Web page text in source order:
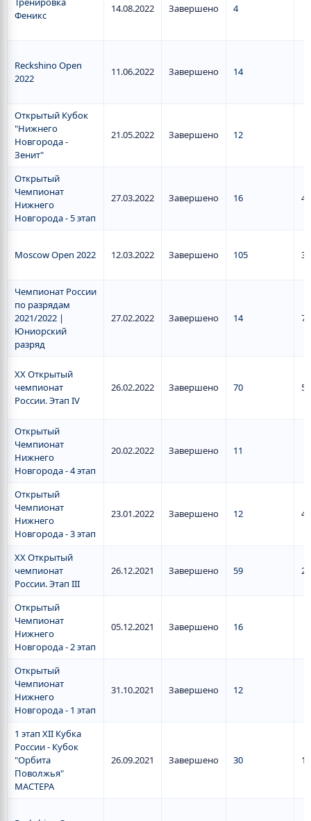
Феникс
14.08.2022 Завершено 4
Reckshino Open
2022
11.06.2022 Завершено 14
Открытый Кубок
"Нижнего
Новгорода -
Зенит"
21.05.2022 Завершено 12
Открытый
Чемпионат
Нижнего
Новгорода - 5 этап
27.03.2022 Завершено 16 4
Moscow Open 2022 12.03.2022 Завершено 105 33
Чемпионат России
по разрядам
2021/2022 |
Юниорский
разряд
27.02.2022 Завершено 14 7
XX Открытый
чемпионат
России. Этап IV
26.02.2022 Завершено 70 50
Открытый
Чемпионат
Нижнего
Новгорода - 4 этап
20.02.2022 Завершено 11
Открытый
Чемпионат
Нижнего
Новгорода - 3 этап
23.01.2022 Завершено 12 4
XX Открытый
чемпионат
России. Этап III
26.12.2021 Завершено 59 29
Открытый
Чемпионат
Нижнего
Новгорода - 2 этап
05.12.2021 Завершено 16
Открытый
Чемпионат
Нижнего
Новгорода - 1 этап
31.10.2021 Завершено 12
1 этап XII Кубка
России - Кубок
"Орбита
Поволжья"
МАСТЕРА
26.09.2021 Завершено 30 15